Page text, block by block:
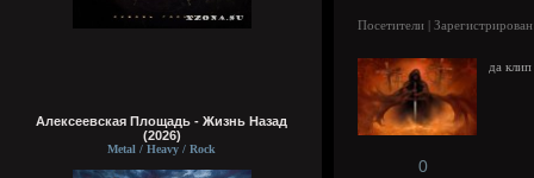
Алексеевская Площадь - Жизнь Назад
(2026)
Metal / Heavy / Rock
Посетители |
да
0